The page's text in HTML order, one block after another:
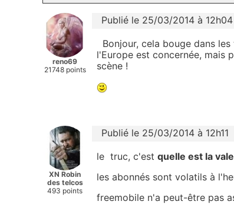
reno69
21748 points
Publié le 25/03/2014 à 12h04
Bonjour, cela bouge dans
l'Europe est concernée, mais
scène !
XN Robin
des telcos
493 points
Publié le 25/03/2014 à 12h11
le truc, c'est quelle est la
les abonnés sont volatils à
freemobile n'a peut-être pas